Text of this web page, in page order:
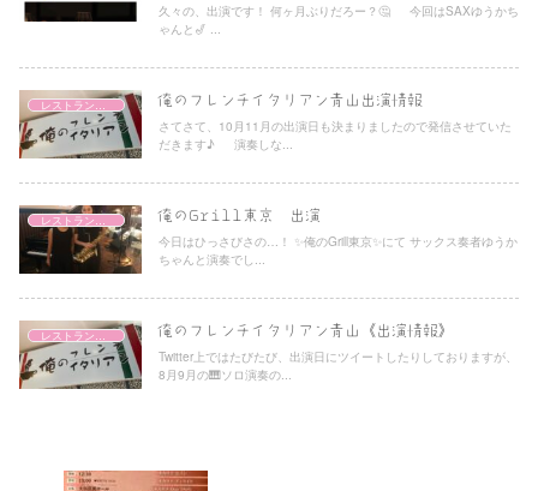
久々の、出演です！ 何ヶ月ぶりだろー？🤔 今回はSAXゆうかち
ゃんと🎷 ...
レストラン演奏 俺のフレンチイタリアン青山出演情報
さてさて、10月11月の出演日も決まりましたので発信させていた
だきます♪ 演奏しな...
レストラン演奏 俺のGrill東京 出演
今日はひっさびさの…！ ✨俺のGrill東京✨にて サックス奏者ゆうか
ちゃんと演奏でし...
レストラン演奏 俺のフレンチイタリアン青山《出演情報》
Twitter上ではたびたび、出演日にツイートしたりしておりますが、
8月9月の🎹ソロ演奏の...